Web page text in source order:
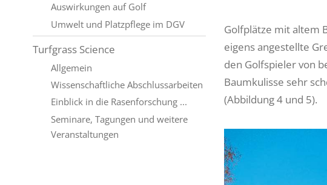
Golfplätze mit altem
eigens angestellte
den Golfspieler von
Baumkulisse sehr
(Abbildung 4 und 5).
Auswirkungen auf Golf
Umwelt und Platzpflege im DGV
Turfgrass Science
Allgemein
Wissenschaftliche Abschlussarbeiten
Einblick in die Rasenforschung ...
Seminare, Tagungen und weitere
Veranstaltungen